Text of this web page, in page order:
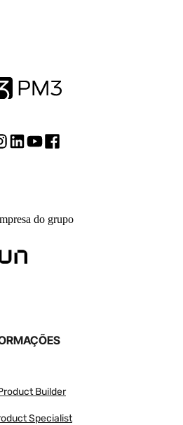
do grupo
Builder
Specialist